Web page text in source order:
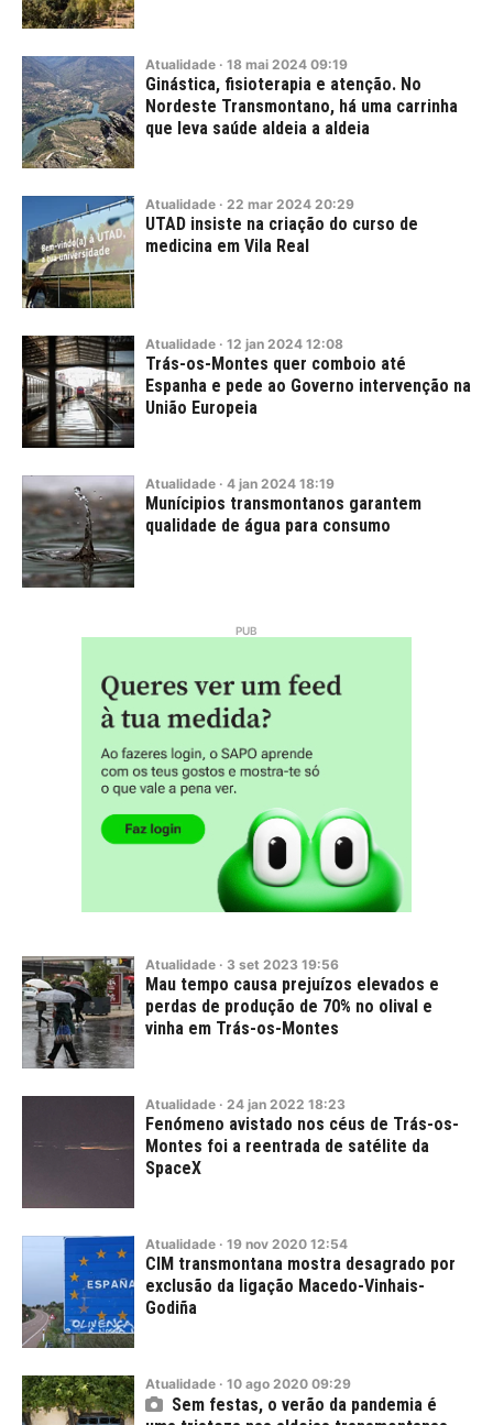
Atualidade · 18 mai 2024 09:19
Ginástica, fisioterapia e atenção. No
Nordeste Transmontano, há uma carrinha
que leva saúde aldeia a aldeia
Atualidade · 22 mar 2024 20:29
UTAD insiste na criação do curso de
medicina em Vila Real
Atualidade · 12 jan 2024 12:08
Trás-os-Montes quer comboio até
Espanha e pede ao Governo intervenção na
União Europeia
Atualidade · 4 jan 2024 18:19
Munícipios transmontanos garantem
qualidade de água para consumo
Atualidade · 3 set 2023 19:56
Mau tempo causa prejuízos elevados e
perdas de produção de 70% no olival e
vinha em Trás-os-Montes
Atualidade · 24 jan 2022 18:23
Fenómeno avistado nos céus de Trás-os-
Montes foi a reentrada de satélite da
SpaceX
Atualidade · 19 nov 2020 12:54
CIM transmontana mostra desagrado por
exclusão da ligação Macedo-Vinhais-
Godiña
Atualidade · 10 ago 2020 09:29
Sem festas, o verão da pandemia é